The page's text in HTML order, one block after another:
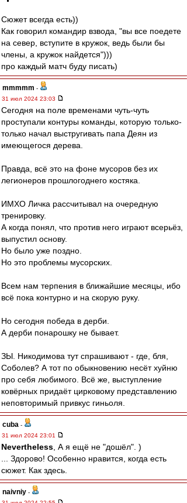
Сюжет всегда есть))
Как говорил командир взвода, "вы все поедете
на север, вступите в кружок, ведь были бы
члены, а кружок найдется")))
про каждый матч буду писать)
mmmmm -
31 июл 2024 23:03
Сегодня на поле временами чуть-чуть
проступали контуры команды, которую только-
только начал выстругивать папа Деян из
имеющегося дерева.
Правда, всё это на фоне мусоров без их
легионеров прошлогоднего костяка.
ИМХО Личка рассчитывал на очередную
тренировку.
А когда понял, что против него играют всерьёз,
выпустил основу.
Но было уже поздно.
Но это проблемы мусорских.
Всем нам терпения в ближайшие месяцы, ибо
всё пока контурно и на скорую руку.
Но сегодня победа в дерби.
А дерби понарошку не бывает.
ЗЫ. Никодимова тут спрашивают - где, бля,
Соболев? А тот по обыкновению несёт хуйню
про себя любимого. Всё же, выступление
ковёрных придаёт цирковому представлению
неповторимый привкус гиньоля.
cuba -
31 июл 2024 23:01
Nevertheless , А я ещё не "дошёл". )
... Здорово! Особенно нравится, когда есть
сюжет. Как здесь.
naivniy -